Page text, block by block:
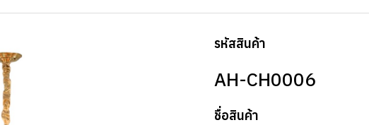
รหัสสินค้า
AH-CH0006
ชื่อสินค้า